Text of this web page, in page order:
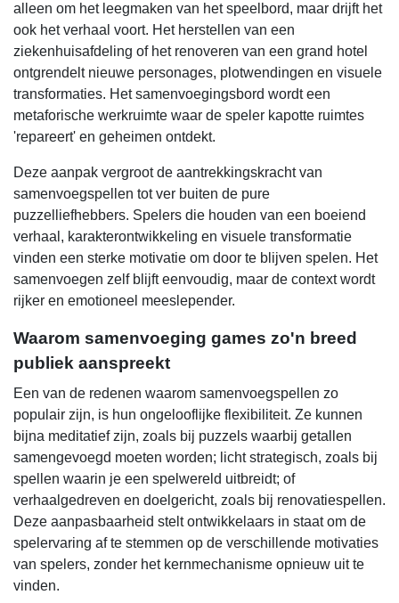
alleen om het leegmaken van het speelbord, maar drijft het
ook het verhaal voort. Het herstellen van een
ziekenhuisafdeling of het renoveren van een grand hotel
ontgrendelt nieuwe personages, plotwendingen en visuele
transformaties. Het samenvoegingsbord wordt een
metaforische werkruimte waar de speler kapotte ruimtes
'repareert' en geheimen ontdekt.
Deze aanpak vergroot de aantrekkingskracht van
samenvoegspellen tot ver buiten de pure
puzzelliefhebbers. Spelers die houden van een boeiend
verhaal, karakterontwikkeling en visuele transformatie
vinden een sterke motivatie om door te blijven spelen. Het
samenvoegen zelf blijft eenvoudig, maar de context wordt
rijker en emotioneel meeslepender.
Waarom samenvoeging games zo'n breed
publiek aanspreekt
Een van de redenen waarom samenvoegspellen zo
populair zijn, is hun ongelooflijke flexibiliteit. Ze kunnen
bijna meditatief zijn, zoals bij puzzels waarbij getallen
samengevoegd moeten worden; licht strategisch, zoals bij
spellen waarin je een spelwereld uitbreidt; of
verhaalgedreven en doelgericht, zoals bij renovatiespellen.
Deze aanpasbaarheid stelt ontwikkelaars in staat om de
spelervaring af te stemmen op de verschillende motivaties
van spelers, zonder het kernmechanisme opnieuw uit te
vinden.